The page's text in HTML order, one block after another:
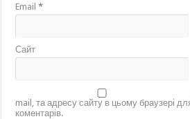
Email*
Сайт
mail, та адресу сайту в цьому браузері
коментарів.